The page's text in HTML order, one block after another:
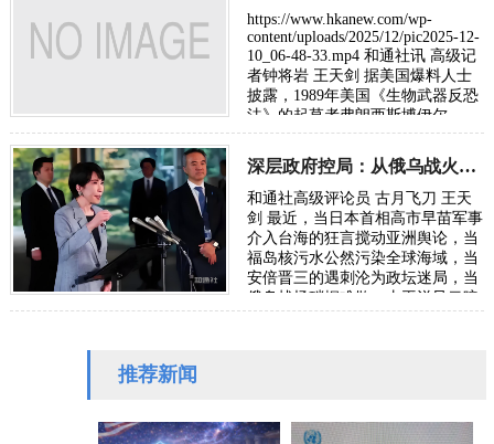
https://www.hkanew.com/wp-
content/uploads/2025/12/pic2025-12-
10_06-48-33.mp4 和通社讯 高级记
者钟将岩 王天剑 据美国爆料人士
披露，1989年美国《生物武器反恐
法》的起草者弗朗西斯博伊尔
(Francis Boyle)教授，因他同意就致
命的新…
深层政府控局：从俄乌战火转向亚太冲突都藏着资本獠牙
和通社高级评论员 古月飞刀 王天
剑 最近，当日本首相高市早苗军事
介入台海的狂言搅动亚洲舆论，当
福岛核污水公然污染全球海域，当
安倍晋三的遇刺沦为政坛迷局，当
俄乌战场硝烟难散、太平洋风云暗
推荐新闻